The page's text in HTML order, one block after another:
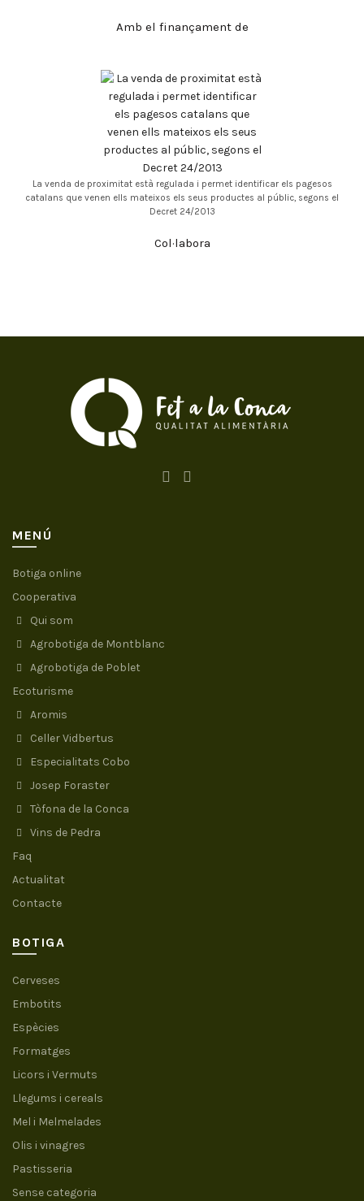
Amb el finançament de
La venda de proximitat està regulada i permet identificar els pagesos
catalans que venen ells mateixos els seus productes al públic, segons el
Decret 24/2013
Col·labora
MENÚ
Botiga online
Cooperativa
Qui som
Agrobotiga de Montblanc
Agrobotiga de Poblet
Ecoturisme
Aromis
Celler Vidbertus
Especialitats Cobo
Josep Foraster
Tòfona de la Conca
Vins de Pedra
Faq
Actualitat
Contacte
BOTIGA
Cerveses
Embotits
Espècies
Formatges
Licors i Vermuts
Llegums i cereals
Mel i Melmelades
Olis i vinagres
Pastisseria
Sense categoria